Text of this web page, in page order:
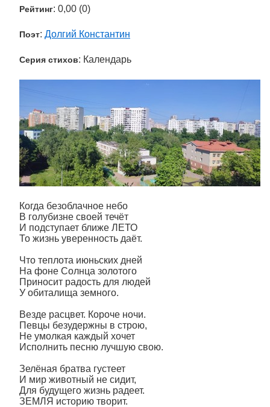
Рейтинг: 0,00 (0)
Поэт: Долгий Константин
Серия стихов: Календарь
Когда безоблачное небо
В голубизне своей течёт
И подступает ближе ЛЕТО
То жизнь уверенность даёт.
Что теплота июньских дней
На фоне Солнца золотого
Приносит радость для людей
У обиталища земного.
Везде расцвет. Короче ночи.
Певцы безудержны в строю,
Не умолкая каждый хочет
Исполнить песню лучшую свою.
Зелёная братва густеет
И мир животный не сидит,
Для будущего жизнь радеет.
ЗЕМЛЯ историю творит.